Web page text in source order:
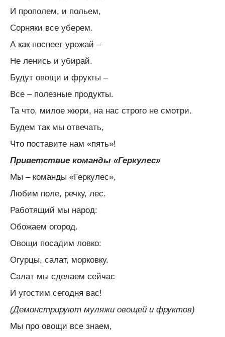
И прополем, и польем,
Сорняки все уберем.
А как поспеет урожай –
Не ленись и убирай.
Будут овощи и фрукты –
Все – полезные продукты.
Та что, милое жюри, на нас строго не смотри.
Будем так мы отвечать,
Что поставите нам «пять»!
Приветствие команды «Геркулес»
Мы – команды «Геркулес»,
Любим поле, речку, лес.
Работящий мы народ:
Обожаем огород.
Овощи посадим ловко:
Огурцы, салат, морковку.
Салат мы сделаем сейчас
И угостим сегодня вас!
(Демонстрируют муляжи овощей и фруктов)
Мы про овощи все знаем,